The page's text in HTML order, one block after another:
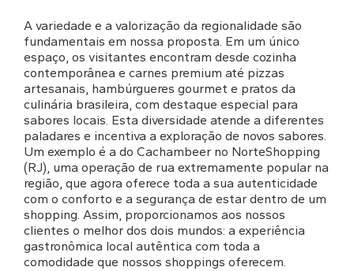
A variedade e a valorização da regionalidade são
fundamentais em nossa proposta. Em um único
espaço, os visitantes encontram desde cozinha
contemporânea e carnes premium até pizzas
artesanais, hambúrgueres gourmet e pratos da
culinária brasileira, com destaque especial para
sabores locais. Esta diversidade atende a diferentes
paladares e incentiva a exploração de novos sabores.
Um exemplo é a do Cachambeer no NorteShopping
(RJ), uma operação de rua extremamente popular na
região, que agora oferece toda a sua autenticidade
com o conforto e a segurança de estar dentro de um
shopping. Assim, proporcionamos aos nossos
clientes o melhor dos dois mundos: a experiência
gastronômica local autêntica com toda a
comodidade que nossos shoppings oferecem.